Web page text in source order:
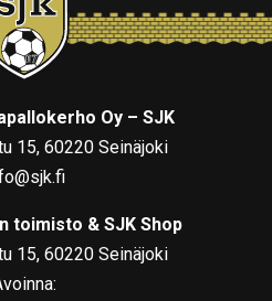
Oy – SJK
15, 60220 Seinäjoki
toimisto & SJK Shop
15, 60220 Seinäjoki